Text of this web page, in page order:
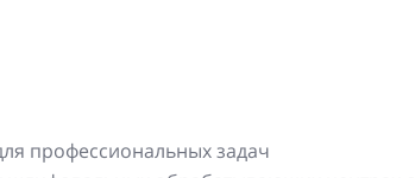
профессиональных задач